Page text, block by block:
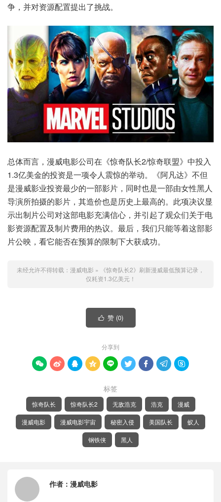
争，并对资源配置提出了挑战。
总体而言，漫威电影公司在《惊奇队长2/惊奇联盟》中投入
1.3亿美金的投资是一项令人震惊的举动。《阿凡达》不但
是漫威影业投资最少的一部影片，同时也是一部由女性黑人
导演所拍摄的影片，其造价也是历史上最高的。此项决议显
示出制片公司对这部电影充满信心，并引起了观众们关于电
影资源配置及制片费用的热议。最后，我们只能等着这部影
片公映，看它能否在预算的限制下大获成功。
未经允许不得转载： 漫威电影 »
《惊奇队长2》刷新漫威最低预算记录，
仅耗资1.3亿美元！
 赞 (0)
分享到
        
标签
惊奇队长 惊奇队长2 无敌浩克 浩克 漫威
漫威电影 漫威电影宇宙 秘密入侵 美国队长 蚁人
钢铁侠 黑人
作者： 漫威电影